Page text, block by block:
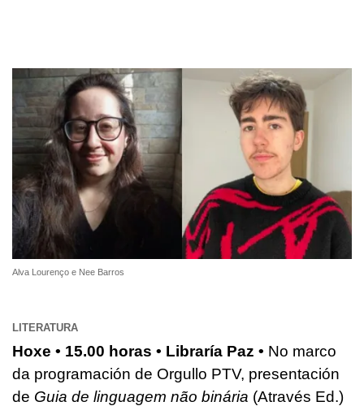
Alva Lourenço e Nee Barros
LITERATURA
Hoxe • 15.00 horas • Libraría Paz • No marco
da programación de Orgullo PTV, presentación
de Guia de linguagem não binária (Através Ed.)